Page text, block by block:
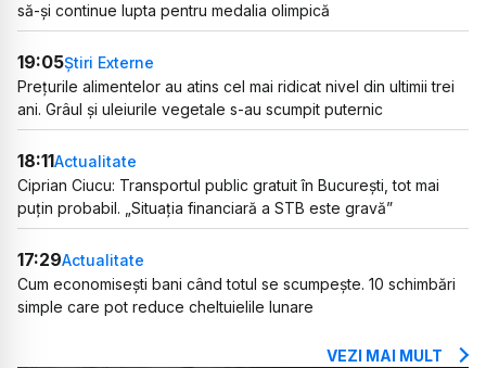
să-și continue lupta pentru medalia olimpică
19:05Știri Externe
Prețurile alimentelor au atins cel mai ridicat nivel din ultimii trei
ani. Grâul și uleiurile vegetale s-au scumpit puternic
18:11Actualitate
Ciprian Ciucu: Transportul public gratuit în București, tot mai
puțin probabil. „Situația financiară a STB este gravă”
17:29Actualitate
Cum economisești bani când totul se scumpește. 10 schimbări
simple care pot reduce cheltuielile lunare
VEZI MAI MULT